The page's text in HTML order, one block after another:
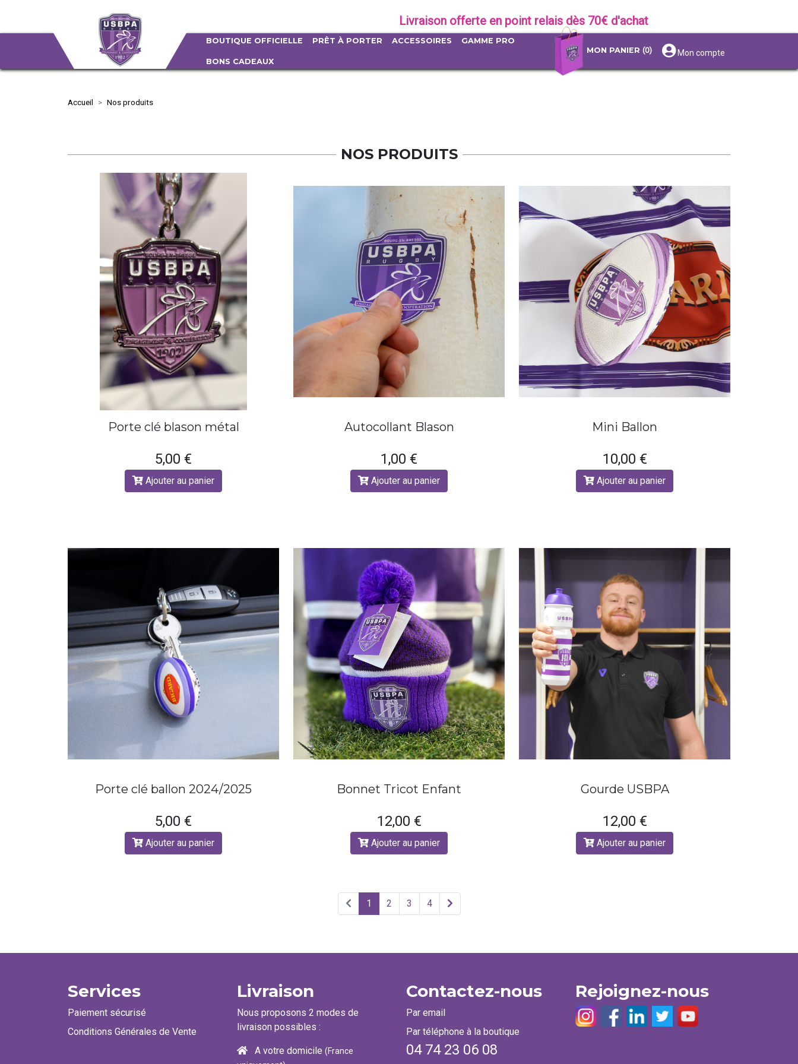
Livraison offerte en point relais dès 70€ d'achat
BOUTIQUE OFFICIELLE PRÊT À PORTER ACCESSOIRES GAMME PRO
BONS CADEAUX
MON PANIER (0) Mon compte
Accueil Nos produits
NOS PRODUITS
Porte clé blason métal
5,00 €
Ajouter au panier
Autocollant Blason
1,00 €
Ajouter au panier
Mini Ballon
10,00 €
Ajouter au panier
Porte clé ballon 2024/2025
5,00 €
Ajouter au panier
Bonnet Tricot Enfant
12,00 €
Ajouter au panier
Gourde USBPA
12,00 €
Ajouter au panier
1 2 3 4
Services
Paiement sécurisé
Conditions Générales de Vente
Livraison
Nous proposons 2 modes de
livraison possibles :
A votre domicile (France
Contactez-nous
Par email
Par téléphone à la boutique
04 74 23 06 08
Rejoignez-nous